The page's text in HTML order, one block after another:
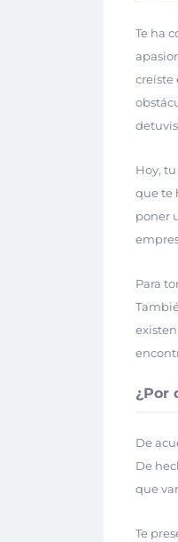
Te ha
creíste
Hoy,
que te
poner
Para
¿Por
De
De
que
Te